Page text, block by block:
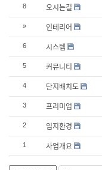
8 오시는길
» 인테리어
6 시스템
5 커뮤니티
4 단지배치도
3 프리미엄
2 입지환경
1 사업개요